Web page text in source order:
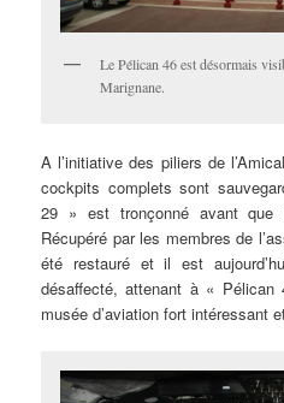
Le Pélican 46 est désormais
Marignane.
A l’initiative des piliers de
cockpits complets sont
29 » est tronçonné avant que
Récupéré par les membres de
été restauré et il est
désaffecté, attenant à «
musée d’aviation fort intéressant